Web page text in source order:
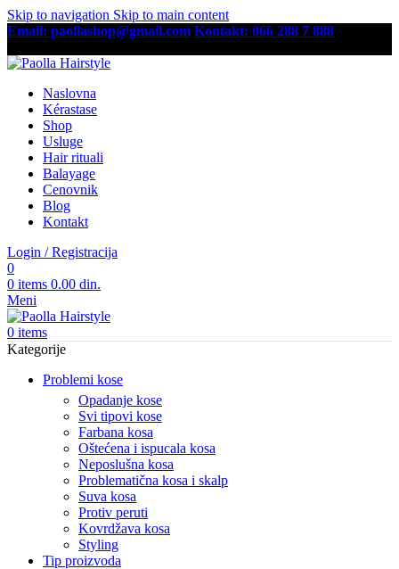
Skip to navigation Skip to main content
Email: paollashop@gmail.com Kontakt: 066 288 7 888
Naslovna
Kérastase
Shop
Usluge
Hair rituali
Balayage
Cenovnik
Blog
Kontakt
Login / Registracija
0
0 items 0.00 din.
Meni
0 items
Kategorije
Problemi kose
Opadanje kose
Svi tipovi kose
Farbana kosa
Oštećena i ispucala kosa
Neposlušna kosa
Problematična kosa i skalp
Suva kosa
Protiv peruti
Kovrdžava kosa
Styling
Tip proizvoda